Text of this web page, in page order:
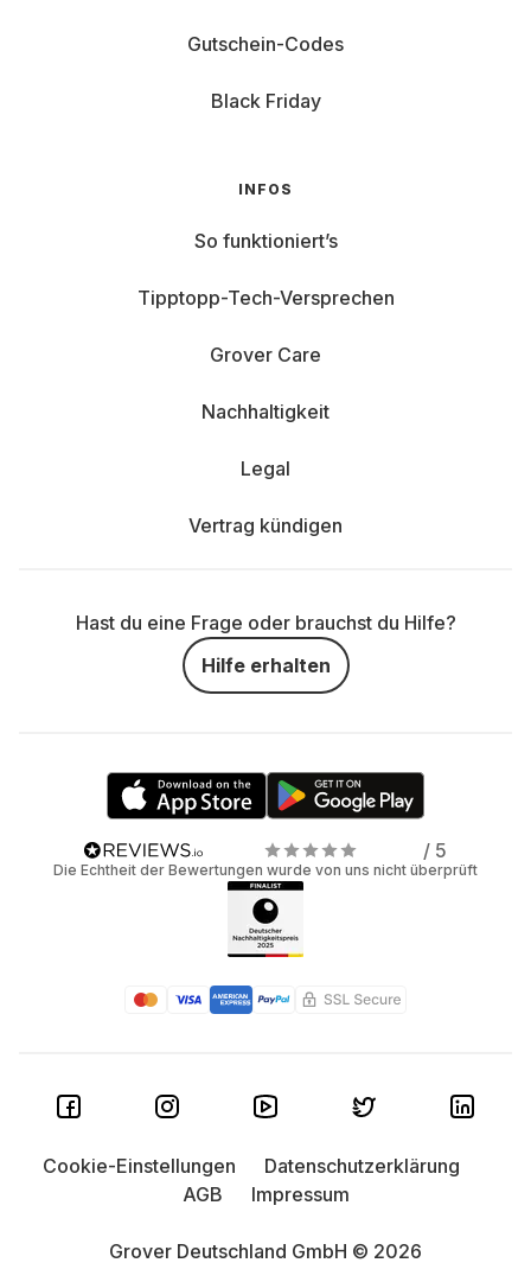
Gutschein-Codes
Black Friday
INFOS
So funktioniert’s
Tipptopp-Tech-Versprechen
Grover Care
Nachhaltigkeit
Legal
Vertrag kündigen
Hast du eine Frage oder brauchst du Hilfe?
Hilfe erhalten
/ 5
Die Echtheit der Bewertungen wurde von uns nicht überprüft
Grover Deutschland GmbH © 2026
Cookie-Einstellungen
Datenschutzerklärung
AGB
Impressum